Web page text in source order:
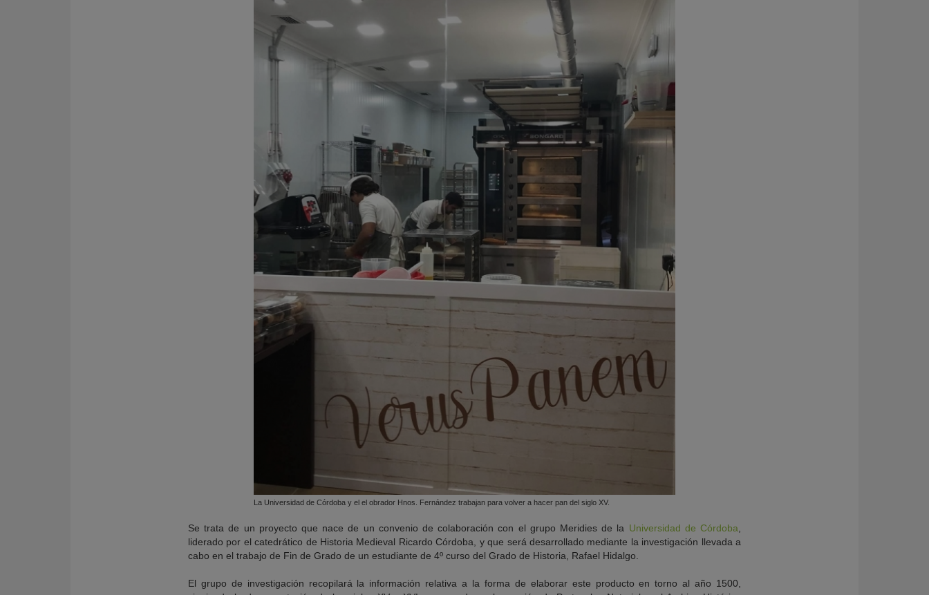
La Universidad de Córdoba y el el obrador Hnos. Fernández trabajan para volver a hacer pan del siglo XV.
Se trata de un proyecto que nace de un convenio de colaboración con el grupo Meridies de la Universidad de Córdoba,
liderado por el catedrático de Historia Medieval Ricardo Córdoba, y que será desarrollado mediante la investigación llevada a
cabo en el trabajo de Fin de Grado de un estudiante de 4º curso del Grado de Historia, Rafael Hidalgo.
El grupo de investigación recopilará la información relativa a la forma de elaborar este producto en torno al año 1500,